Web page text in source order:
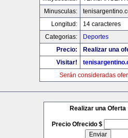
Minusculas:
Longitud:
14 caracteres
Categorias:
Deportes
Precio:
Realizar una
Visitar!
Serán consideradas
Realizar una Oferta
Precio Ofrecido $